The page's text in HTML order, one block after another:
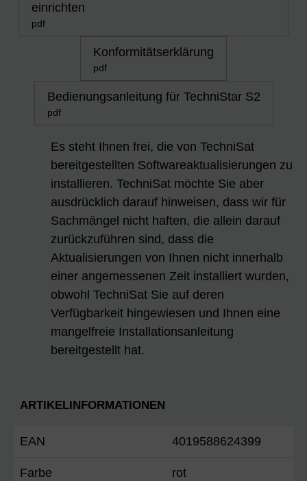
einrichten
pdf
Konformitätserklärung
pdf
Bedienungsanleitung für TechniStar S2
pdf
Es steht Ihnen frei, die von TechniSat
bereitgestellten Softwareaktualisierungen zu
installieren. TechniSat möchte Sie aber
ausdrücklich darauf hinweisen, dass wir für
Sachmängel nicht haften, die allein darauf
zurückzuführen sind, dass die
Aktualisierungen von Ihnen nicht innerhalb
einer angemessenen Zeit installiert wurden,
obwohl TechniSat Sie auf deren
Verfügbarkeit hingewiesen und Ihnen eine
mangelfreie Installationsanleitung
bereitgestellt hat.
ARTIKELINFORMATIONEN
EAN 4019588624399
Farbe rot